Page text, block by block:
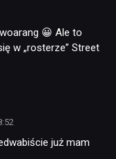
😀 Ale to
w „rosterze” Street
już mam